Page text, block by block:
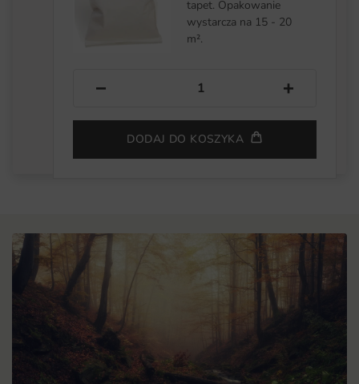
tapet. Opakowanie
wystarcza na 15 - 20
m².
− +
DODAJ DO KOSZYKA